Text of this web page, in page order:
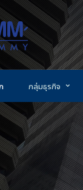
กลุ่มธุรกิจ